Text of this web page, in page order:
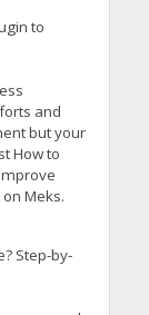
to
and
but your
How to
Meks.
Step-by-